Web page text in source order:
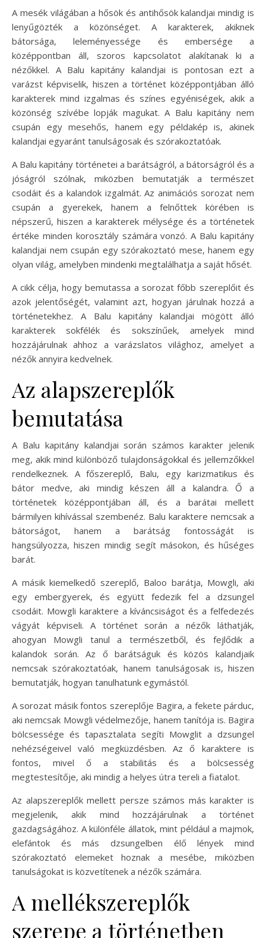
A mesék világában a hősök és antihősök kalandjai mindig is
lenyűgözték a közönséget. A karakterek, akiknek
bátorsága, leleményessége és embersége a
középpontban áll, szoros kapcsolatot alakítanak ki a
nézőkkel. A Balu kapitány kalandjai is pontosan ezt a
varázst képviselik, hiszen a történet középpontjában álló
karakterek mind izgalmas és színes egyéniségek, akik a
közönség szívébe lopják magukat. A Balu kapitány nem
csupán egy mesehős, hanem egy példakép is, akinek
kalandjai egyaránt tanulságosak és szórakoztatóak.
A Balu kapitány történetei a barátságról, a bátorságról és a
jóságról szólnak, miközben bemutatják a természet
csodáit és a kalandok izgalmát. Az animációs sorozat nem
csupán a gyerekek, hanem a felnőttek körében is
népszerű, hiszen a karakterek mélysége és a történetek
értéke minden korosztály számára vonzó. A Balu kapitány
kalandjai nem csupán egy szórakoztató mese, hanem egy
olyan világ, amelyben mindenki megtalálhatja a saját hősét.
A cikk célja, hogy bemutassa a sorozat főbb szereplőit és
azok jelentőségét, valamint azt, hogyan járulnak hozzá a
történetekhez. A Balu kapitány kalandjai mögött álló
karakterek sokfélék és sokszínűek, amelyek mind
hozzájárulnak ahhoz a varázslatos világhoz, amelyet a
nézők annyira kedvelnek.
Az alapszereplők
bemutatása
A Balu kapitány kalandjai során számos karakter jelenik
meg, akik mind különböző tulajdonságokkal és jellemzőkkel
rendelkeznek. A főszereplő, Balu, egy karizmatikus és
bátor medve, aki mindig készen áll a kalandra. Ő a
történetek középpontjában áll, és a barátai mellett
bármilyen kihívással szembenéz. Balu karaktere nemcsak a
bátorságot, hanem a barátság fontosságát is
hangsúlyozza, hiszen mindig segít másokon, és hűséges
barát.
A másik kiemelkedő szereplő, Baloo barátja, Mowgli, aki
egy embergyerek, és együtt fedezik fel a dzsungel
csodáit. Mowgli karaktere a kíváncsiságot és a felfedezés
vágyát képviseli. A történet során a nézők láthatják,
ahogyan Mowgli tanul a természetből, és fejlődik a
kalandok során. Az ő barátságuk és közös kalandjaik
nemcsak szórakoztatóak, hanem tanulságosak is, hiszen
bemutatják, hogyan tanulhatunk egymástól.
A sorozat másik fontos szereplője Bagira, a fekete párduc,
aki nemcsak Mowgli védelmezője, hanem tanítója is. Bagira
bölcsessége és tapasztalata segíti Mowglit a dzsungel
nehézségeivel való megküzdésben. Az ő karaktere is
fontos, mivel ő a stabilitás és a bölcsesség
megtestesítője, aki mindig a helyes útra tereli a fiatalot.
Az alapszereplők mellett persze számos más karakter is
megjelenik, akik mind hozzájárulnak a történet
gazdagságához. A különféle állatok, mint például a majmok,
elefántok és más dzsungelben élő lények mind
szórakoztató elemeket hoznak a mesébe, miközben
tanulságokat is közvetítenek a nézők számára.
A mellékszereplők
szerepe a történetben